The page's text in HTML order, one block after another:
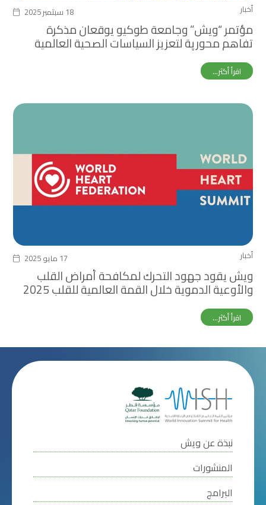
أخبار 18 سبتمبر 2025
مؤتمر “ويش” وجامعة طوكيو يوقعان مذكرة
تفاهم محورية لتعزيز السياسات الصحية العالمية
خلال معرض أوساكا إكسبو
اقرأ أكثر...
أخبار 17 مايو 2025
ويش يقود جهود التحرك لمكافحة أمراض القلب
والأوعية الدموية خلال القمة العالمية للقلب 2025
اقرأ أكثر...
نبذة عن ويش
المنشورات
البرامج